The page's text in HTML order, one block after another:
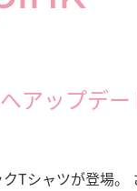
アップデー
Tシャツが登場。